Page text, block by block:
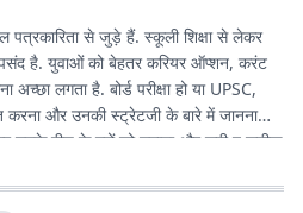
पत्रकारिता से जुड़े हैं. स्कूली शिक्षा से लेकर
है. युवाओं को बेहतर करियर ऑप्शन, करंट
लगता है. बोर्ड परीक्षा हो या UPSC,
करना और उनकी स्ट्रेटजी के बारे में जानना
उनके बीच के मुद्दों को उठाना और सही व सटीक